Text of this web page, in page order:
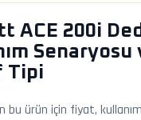
ACE 200i
Senaryosu
Tipi
bu ürün için fiyat,